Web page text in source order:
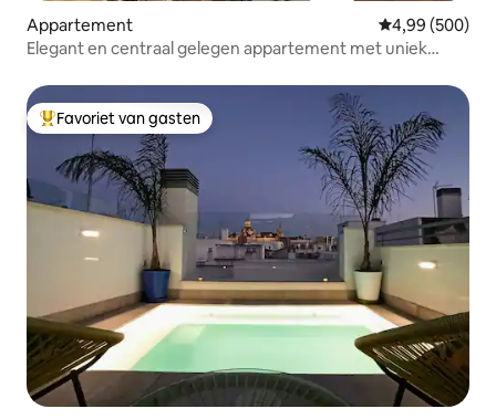
Appartement Gemiddelde
4,99 (500)
Elegant en centraal gelegen appartement met uniek
Topfavoriet van gasten
Favoriet van gasten